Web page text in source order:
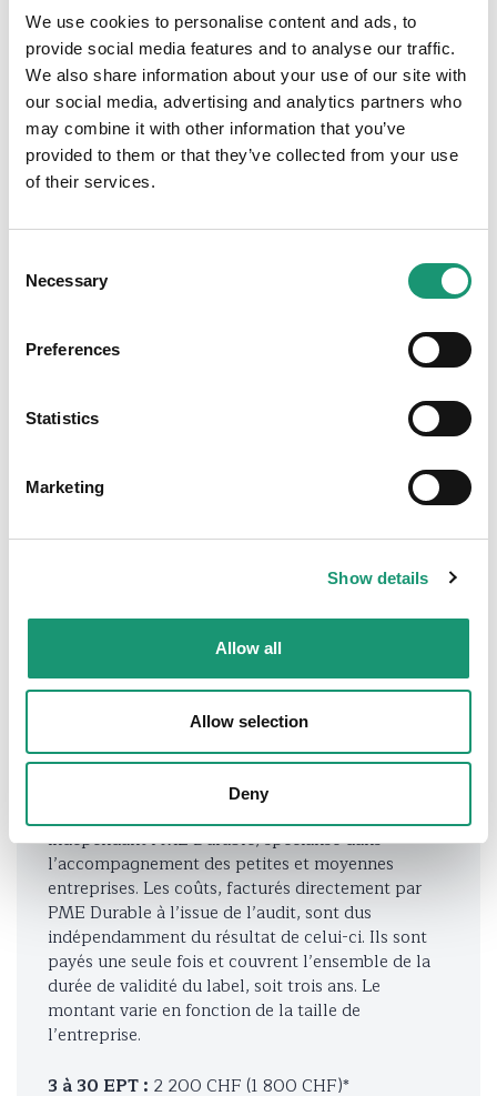
We use cookies to personalise content and ads, to
provide social media features and to analyse our traffic.
We also share information about your use of our site with
our social media, advertising and analytics partners who
may combine it with other information that you’ve
provided to them or that they’ve collected from your use
of their services.
Selection
Necessary
Preferences
Statistics
Marketing
Show details
Allow all
Allow selection
Deny
Critères
Le label comprend 23 critères de responsabilité
sociétale des entreprises, répartis en 6 axes :
Ancrage local
Formation et innovation
Certifiez votre entreprise !
Contactez-nous via notre
entreprises ayant au minimum deux ans
d’existence. Il est attribué pour une durée de 3 ans,
indépendant PME Durable, spécialisé dans
l’accompagnement des petites et moyennes
entreprises. Les coûts, facturés directement par
PME Durable à l’issue de l’audit, sont dus
indépendamment du résultat de celui-ci. Ils sont
payés une seule fois et couvrent l’ensemble de la
durée de validité du label, soit trois ans. Le
montant varie en fonction de la taille de
l’entreprise.
3 à 30 EPT : 2 200 CHF (1 800 CHF)*